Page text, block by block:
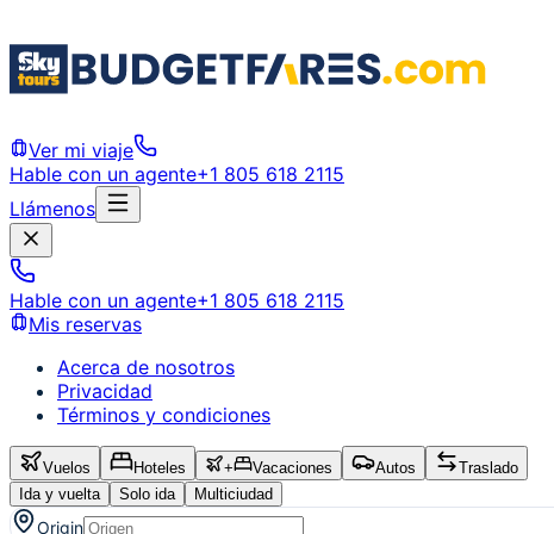
Ver mi viaje
Hable con un agente+1 805 618 2115
Llámenos
Hable con un agente+1 805 618 2115
Mis reservas
Acerca de nosotros
Privacidad
Términos y condiciones
Vuelos Hoteles + Vacaciones Autos
Traslado
Ida y vuelta
Solo ida Multiciudad
Origin